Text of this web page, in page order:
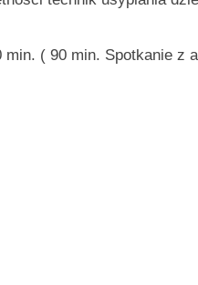
( 90 min. Spotkanie z